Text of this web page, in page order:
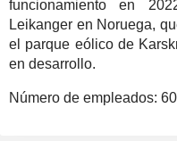
funcionamiento en
Leikanger en Noruega,
el parque eólico de
en desarrollo.
Número de empleados: 60